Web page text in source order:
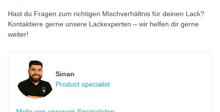
Hast du Fragen zum richtigen Mischverhältnis für deinen Lack?
Kontaktiere gerne unsere Lackexperten – wir helfen dir gerne
weiter!
Sinan
Product specialist